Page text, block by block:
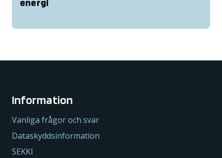
energi
Information
Vanliga frågor och svar
Dataskyddsinformation
SEKKI